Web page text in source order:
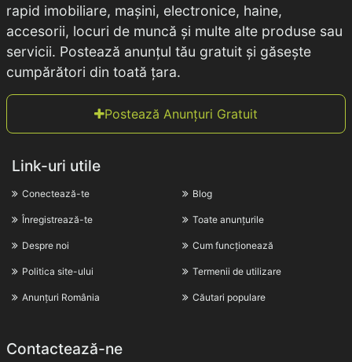
rapid imobiliare, mașini, electronice, haine,
accesorii, locuri de muncă și multe alte produse sau
servicii. Postează anunțul tău gratuit și găsește
cumpărători din toată țara.
Postează Anunțuri Gratuit
Link-uri utile
Conectează-te
Înregistrează-te
Despre noi
Politica site-ului
Anunțuri România
Blog
Toate anunțurile
Cum funcționează
Termenii de utilizare
Căutari populare
Contactează-ne